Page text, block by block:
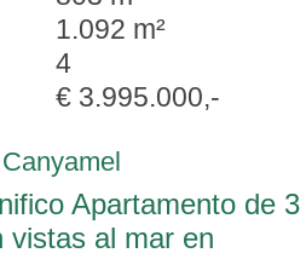
1.092 m²
4
€ 3.995.000,-
Apartamento de 3
vistas al mar en